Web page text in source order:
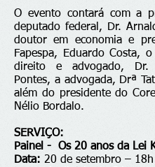
O evento contará com a
deputado federal, Dr.
doutor em economia e
Fapespa, Eduardo Costa,
direito e advogado, Dr.
Pontes, a advogada, Drª
além do presidente do
Nélio Bordalo.
SERVIÇO:
Painel - Os 20 anos da Lei
Data: 20 de setembro – 18h